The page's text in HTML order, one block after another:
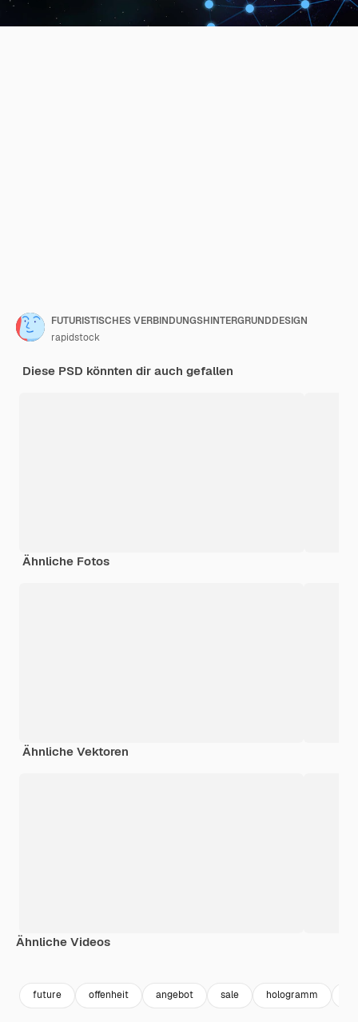
FUTURISTISCHES VERBINDUNGSHINTERGRUNDDESIGN
rapidstock
Diese PSD könnten dir auch gefallen
Ähnliche Fotos
Ähnliche Vektoren
Ähnliche Videos
future offenheit angebot sale hologramm